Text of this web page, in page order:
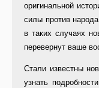
оригинальной
силы против
в таких случаях
перевернут ваше
Стали известны
узнать